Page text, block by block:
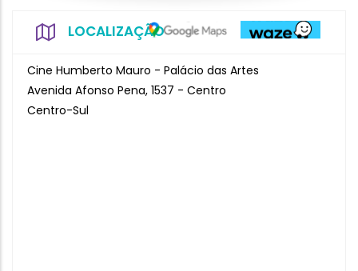
LOCALIZAÇÃO
Cine Humberto Mauro - Palácio das Artes
Avenida Afonso Pena, 1537 - Centro
Centro-Sul